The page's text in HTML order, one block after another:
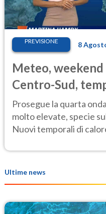
PREVISIONE 8
Meteo, weekend
Centro-Sud,
Prosegue la quarta
molto elevate, specie
Nuovi temporali di
Ultime news